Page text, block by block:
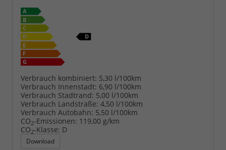
Verbrauch kombiniert: 5,30 l/100km
Verbrauch Innenstadt: 6,90 l/100km
Verbrauch Stadtrand: 5,00 l/100km
Verbrauch Landstraße: 4,50 l/100km
Verbrauch Autobahn: 5,50 l/100km
CO2-Emissionen: 119,00 g/km
CO2-Klasse: D
Download